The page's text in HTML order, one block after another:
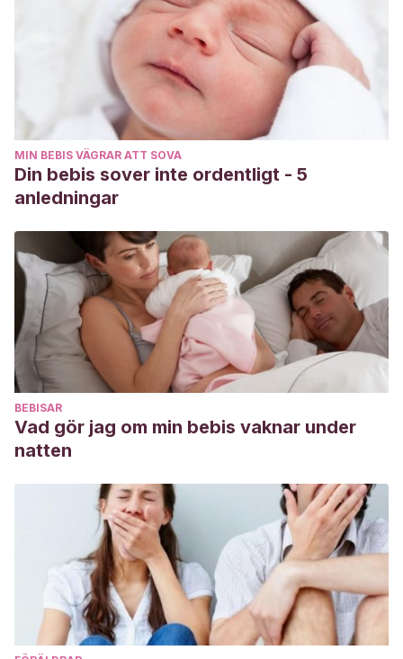
MIN BEBIS VÄGRAR ATT SOVA
Din bebis sover inte ordentligt - 5
anledningar
BEBISAR
Vad gör jag om min bebis vaknar under
natten